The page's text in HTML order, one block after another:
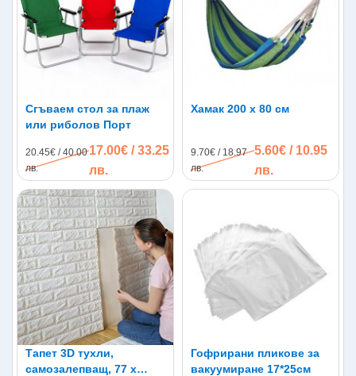
Сгъваем стол за плаж
или риболов Порт
20.45€ / 40.00
лв.
17.00€ / 33.25
лв.
Хамак 200 х 80 см
9.70€ / 18.97
лв.
5.60€ / 10.95
лв.
Тапет 3D тухли,
самозалепващ, 77 х
Гофрирани пликове за
вакуумиране 17*25см